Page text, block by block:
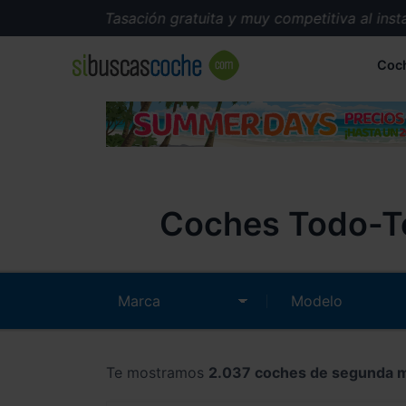
Tasación gratuita y muy competitiva al instante.
Coches Todo-
Te mostramos 2.037 coches de segunda